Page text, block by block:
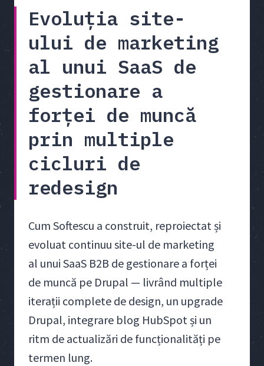
Evoluția site-
ului de marketing
al unui SaaS de
gestionare a
forței de muncă
prin multiple
cicluri de
redesign
Cum Softescu a construit, reproiectat și
evoluat continuu site-ul de marketing
al unui SaaS B2B de gestionare a forței
de muncă pe Drupal — livrând multiple
iterații complete de design, un upgrade
Drupal, integrare blog HubSpot și un
ritm de actualizări de funcționalități pe
termen lung.